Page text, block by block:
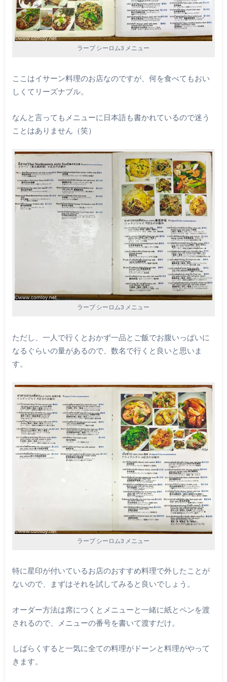
ラープ シーロム3 メニュー
ここはイサーン料理のお店なのですが、何を食べてもおい
しくてリーズナブル。
なんと言ってもメニューに日本語も書かれているので迷う
ことはありません（笑）
ラープ シーロム3 メニュー
ただし、一人で行くとおかず一品とご飯でお腹いっぱいに
なるぐらいの量があるので、数名で行くと良いと思いま
す。
ラープ シーロム3 メニュー
特に星印が付いているお店のおすすめ料理で外したことが
ないので、まずはそれを試してみると良いでしょう。
オーダー方法は席につくとメニューと一緒に紙とペンを渡
されるので、メニューの番号を書いて渡すだけ。
しばらくすると一気に全ての料理がドーンと料理がやって
きます。